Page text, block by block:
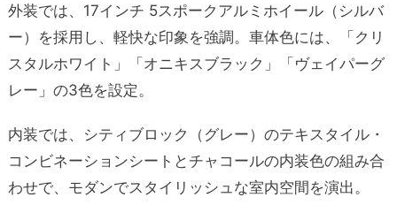
外装では、17インチ 5スポークアルミホイール（シルバ
ー）を採用し、軽快な印象を強調。車体色には、「クリ
スタルホワイト」「オニキスブラック」「ヴェイパーグ
レー」の3色を設定。
内装では、シティブロック（グレー）のテキスタイル・
コンビネーションシートとチャコールの内装色の組み合
わせで、モダンでスタイリッシュな室内空間を演出。